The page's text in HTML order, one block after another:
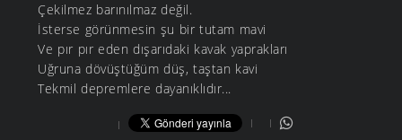
Çekilmez barınılmaz değil.
İsterse görünmesin şu bir tutam mavi
Ve pır pır eden dışarıdaki kavak yaprakları
Uğruna dövüştüğüm düş, taştan kavi
Tekmil depremlere dayanıklıdır...